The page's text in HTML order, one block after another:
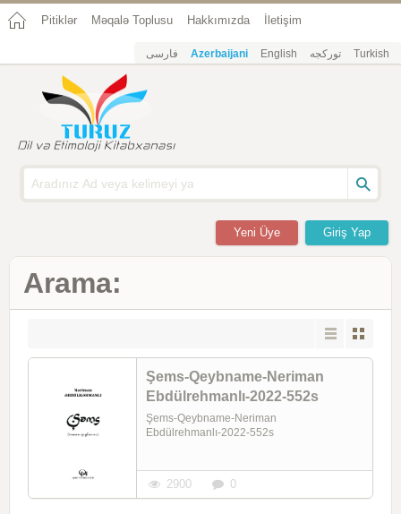
Pitiklər Məqalə Toplusu Hakkımızda İletişim
فارسی Azerbaijani English تورکجه Turkish
Giriş Yap
Yeni Üye
Arama:
Şems-Qeybname-Neriman
Ebdülrehmanlı-2022-552s
Şems-Qeybname-Neriman
Ebdülrehmanlı-2022-552s
2900 0